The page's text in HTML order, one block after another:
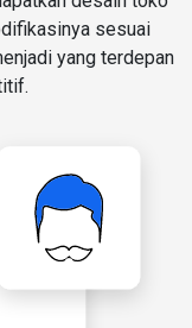
sesuai
yang terdepan